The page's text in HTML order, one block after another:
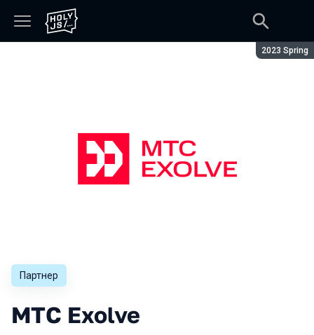
Сезон:
2023 Spring
Партнер
МТС Exolve